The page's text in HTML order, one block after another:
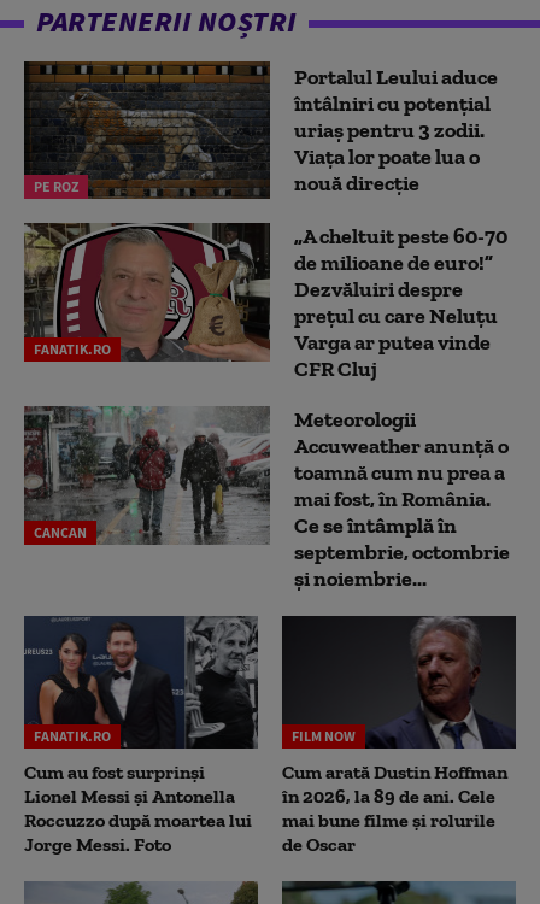
PARTENERII NOȘTRI
PE ROZ
Portalul Leului aduce
întâlniri cu potențial
uriaș pentru 3 zodii.
Viața lor poate lua o
nouă direcție
FANATIK.RO
„A cheltuit peste 60-70
de milioane de euro!”
Dezvăluiri despre
prețul cu care Neluțu
Varga ar putea vinde
CFR Cluj
CANCAN
Meteorologii
Accuweather anunță o
toamnă cum nu prea a
mai fost, în România.
Ce se întâmplă în
septembrie, octombrie
și noiembrie...
FANATIK.RO
Cum au fost surprinși
Lionel Messi și Antonella
Roccuzzo după moartea lui
Jorge Messi. Foto
FILM NOW
Cum arată Dustin Hoffman
în 2026, la 89 de ani. Cele
mai bune filme și rolurile
de Oscar